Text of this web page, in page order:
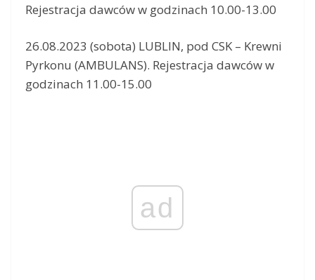
Rejestracja dawców w godzinach 10.00-13.00
26.08.2023 (sobota) LUBLIN, pod CSK – Krewni
Pyrkonu (AMBULANS). Rejestracja dawców w
godzinach 11.00-15.00
ad